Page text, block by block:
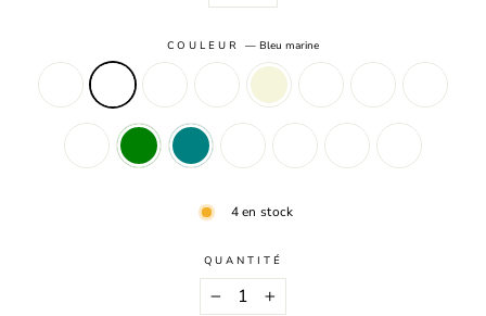
COULEUR— Bleu marine
4 en stock
QUANTITÉ
+